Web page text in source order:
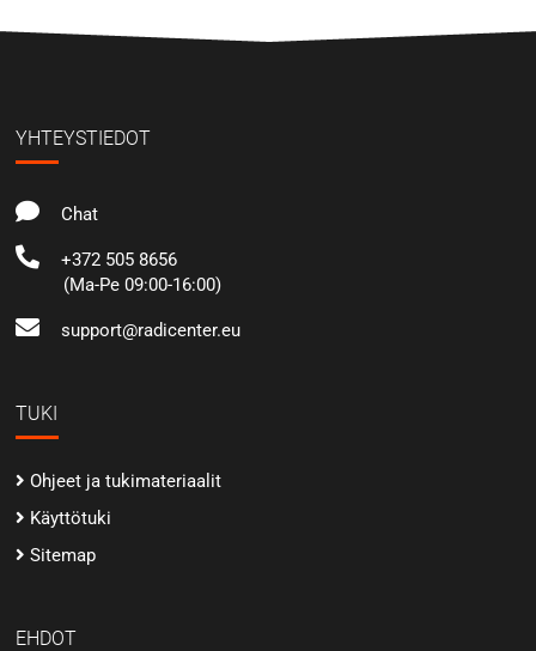
YHTEYSTIEDOT
Chat
+372 505 8656
(Ma-Pe 09:00-16:00)
support@radicenter.eu
TUKI
Ohjeet ja tukimateriaalit
Käyttötuki
Sitemap
EHDOT